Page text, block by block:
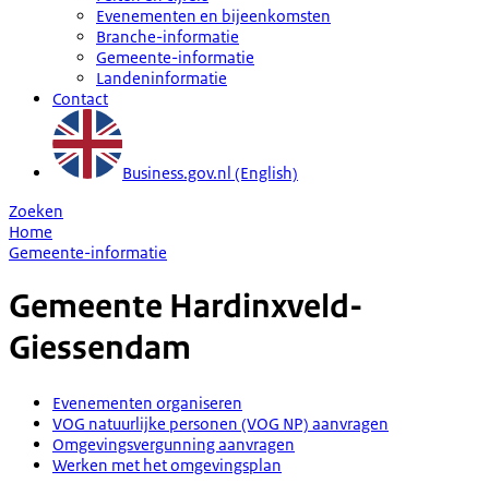
Evenementen en bijeenkomsten
Branche-informatie
Gemeente-informatie
Landeninformatie
Contact
Business.gov.nl (English)
Zoeken
Home
Gemeente-informatie
Gemeente Hardinxveld-
Giessendam
Evenementen organiseren
VOG natuurlijke personen (VOG NP) aanvragen
Omgevingsvergunning aanvragen
Werken met het omgevingsplan